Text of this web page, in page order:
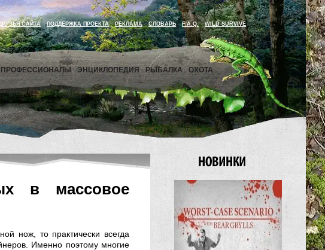
САЙТА ПОДДЕРЖКА ПРОЕКТА РЕКЛАМА СЛОВАРЬ F.A.Q. WILD SURVIVE
ПРОФЕССИОНАЛЫ ЭНЦИКЛОПЕДИЯ РЫБАЛКА ОХОТА
в массовое
нож, то практически всегда
Именно поэтому многие